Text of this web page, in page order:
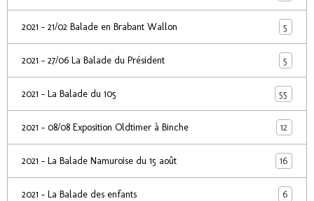
2021 - 21/02 Balade en Brabant Wallon 5
2021 - 27/06 La Balade du Président 5
2021 - La Balade du 105 55
2021 - 08/08 Exposition Oldtimer à Binche 12
2021 - La Balade Namuroise du 15 août 16
2021 - La Balade des enfants 6